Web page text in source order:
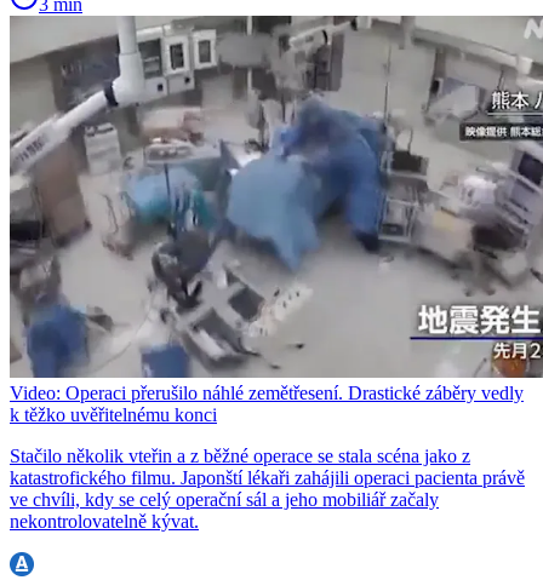
3 min
Video: Operaci přerušilo náhlé zemětřesení. Drastické záběry vedly
k těžko uvěřitelnému konci
Stačilo několik vteřin a z běžné operace se stala scéna jako z
katastrofického filmu. Japonští lékaři zahájili operaci pacienta právě
ve chvíli, kdy se celý operační sál a jeho mobiliář začaly
nekontrolovatelně kývat.